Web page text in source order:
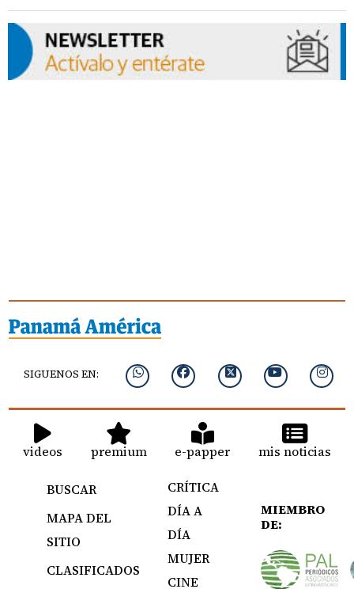
SIGUENOS EN:
videos premium e-papper mis noticias
BUSCAR
MAPA DEL
SITIO
CLASIFICADOS
CRÍTICA
DÍA A
DÍA
MUJER
CINE
MIEMBRO
DE: